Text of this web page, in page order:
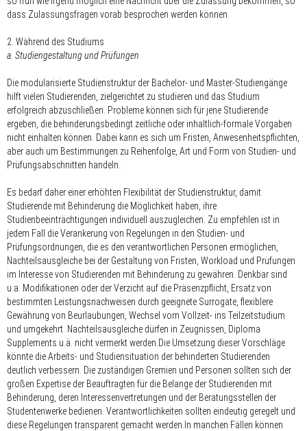
dass Zulassungsfragen vorab besprochen werden können
2. Während des Studiums
a. Studiengestaltung und Prüfungen
Die modularisierte Studienstruktur der Bachelor- und Master-Studiengänge
hilft vielen Studierenden, zielgerichtet zu studieren und das Studium
erfolgreich abzuschließen. Probleme können sich für jene Studierende
ergeben, die behinderungsbedingt zeitliche oder inhaltlich-formale Vorgaben
nicht einhalten können. Dabei kann es sich um Fristen, Anwesenheitspflichten,
aber auch um Bestimmungen zu Reihenfolge, Art und Form von Studien- und
Prüfungsabschnitten handeln.
Es bedarf daher einer erhöhten Flexibilität der Studienstruktur, damit
Studierende mit Behinderung die Möglichkeit haben, ihre
Studienbeeinträchtigungen individuell auszugleichen. Zu empfehlen ist in
jedem Fall die Verankerung von Regelungen in den Studien- und
Prüfungsordnungen, die es den verantwortlichen Personen ermöglichen,
Nachteilsausgleiche bei der Gestaltung von Fristen, Workload und Prüfungen
im Interesse von Studierenden mit Behinderung zu gewähren. Denkbar sind
u.a. Modifikationen oder der Verzicht auf die Präsenzpflicht, Ersatz von
bestimmten Leistungsnachweisen durch geeignete Surrogate, flexiblere
Gewährung von Beurlaubungen, Wechsel vom Vollzeit- ins Teilzeitstudium
und umgekehrt. Nachteilsausgleiche dürfen in Zeugnissen, Diploma
Supplements u.ä. nicht vermerkt werden.Die Umsetzung dieser Vorschläge
könnte die Arbeits- und Studiensituation der behinderten Studierenden
deutlich verbessern. Die zuständigen Gremien und Personen sollten sich der
großen Expertise der Beauftragten für die Belange der Studierenden mit
Behinderung, deren Interessenvertretungen und der Beratungsstellen der
Studentenwerke bedienen. Verantwortlichkeiten sollten eindeutig geregelt und
diese Regelungen transparent gemacht werden.In manchen Fällen können